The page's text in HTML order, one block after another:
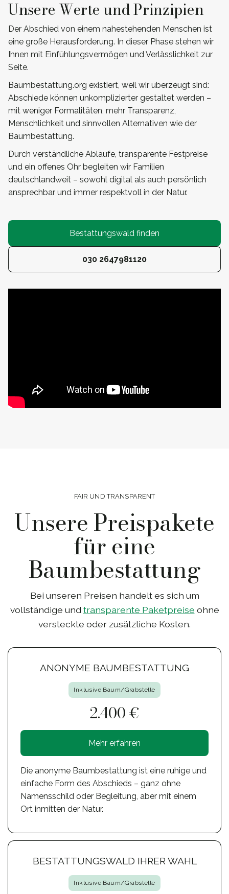
Unsere Werte und Prinzipien
Der Abschied von einem nahestehenden Menschen ist
eine große Herausforderung. In dieser Phase stehen wir
Ihnen mit Einfühlungsvermögen und Verlässlichkeit zur
Seite.
Baumbestattung.org existiert, weil wir überzeugt sind:
Abschiede können unkomplizierter gestaltet werden –
mit weniger Formalitäten, mehr Transparenz,
Menschlichkeit und sinnvollen Alternativen wie der
Baumbestattung.
Durch verständliche Abläufe, transparente Festpreise
und ein offenes Ohr begleiten wir Familien
deutschlandweit – sowohl digital als auch persönlich
ansprechbar und immer respektvoll in der Natur.
Bestattungswald finden
030 2647981120
FAIR UND TRANSPARENT
Unsere Preispakete
für eine
Baumbestattung
Bei unseren Preisen handelt es sich um
vollständige und transparente Paketpreise ohne
versteckte oder zusätzliche Kosten.
ANONYME BAUMBESTATTUNG
Inklusive Baum/Grabstelle
2.400 €
Mehr erfahren
Die anonyme Baumbestattung ist eine ruhige und
einfache Form des Abschieds – ganz ohne
Namensschild oder Begleitung, aber mit einem
Ort inmitten der Natur.
BESTATTUNGSWALD IHRER WAHL
Inklusive Baum/Grabstelle